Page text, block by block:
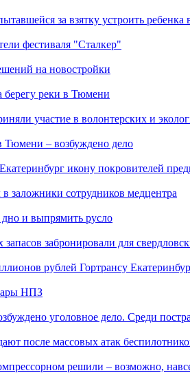
за взятку устроить ребенка
фестиваля "Сталкер"
на новостройки
берегу реки в Тюмени
участие в волонтерских и
Тюмени – возбуждено дело
икону покровителей
заложники сотрудников медцентра
и выпрямить русло
забронировали для
рублей Гортрансу
НПЗ
уголовное дело. Среди
после массовых атак
решили – возможно,